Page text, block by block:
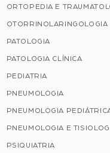
ORTOPEDIA E
OTORRINOLARINGOLOGIA
PATOLOGIA
PATOLOGIA CLÍNICA
PEDIATRIA
PNEUMOLOGIA
PNEUMOLOGIA
PNEUMOLOGIA E
PSIQUIATRIA